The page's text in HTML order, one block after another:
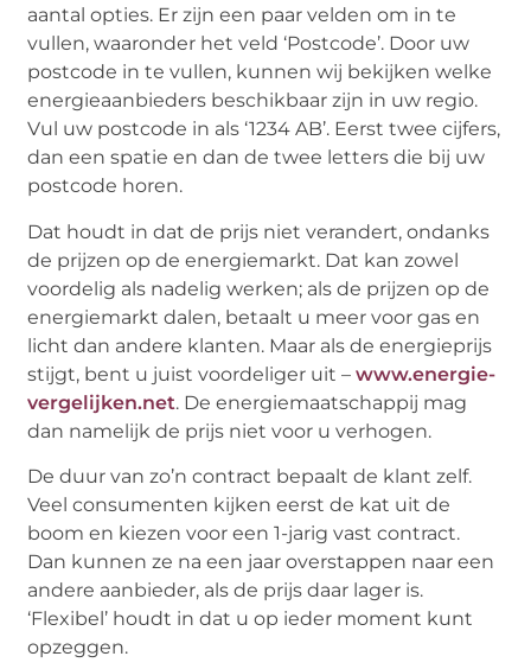
aantal opties. Er zijn een paar velden om in te
vullen, waaronder het veld ‘Postcode’. Door uw
postcode in te vullen, kunnen wij bekijken welke
energieaanbieders beschikbaar zijn in uw regio.
Vul uw postcode in als ‘1234 AB’. Eerst twee cijfers,
dan een spatie en dan de twee letters die bij uw
postcode horen.
Dat houdt in dat de prijs niet verandert, ondanks
de prijzen op de energiemarkt. Dat kan zowel
voordelig als nadelig werken; als de prijzen op de
energiemarkt dalen, betaalt u meer voor gas en
licht dan andere klanten. Maar als de energieprijs
stijgt, bent u juist voordeliger uit –www.energie-
vergelijken.net. De energiemaatschappij mag
dan namelijk de prijs niet voor u verhogen.
De duur van zo’n contract bepaalt de klant zelf.
Veel consumenten kijken eerst de kat uit de
boom en kiezen voor een 1-jarig vast contract.
Dan kunnen ze na een jaar overstappen naar een
andere aanbieder, als de prijs daar lager is.
‘Flexibel’ houdt in dat u op ieder moment kunt
opzeggen.